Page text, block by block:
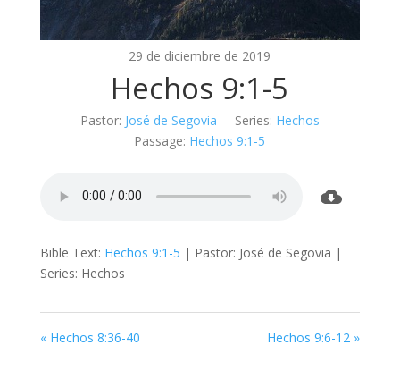
29 de diciembre de 2019
Hechos 9:1-5
Pastor: José de Segovia Series: Hechos
Passage: Hechos 9:1-5
Bible Text: Hechos 9:1-5 | Pastor: José de Segovia |
Series: Hechos
« Hechos 8:36-40 Hechos 9:6-12 »